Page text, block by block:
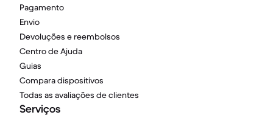
Pagamento
Envio
Devoluções e reembolsos
Centro de Ajuda
Guias
Compara dispositivos
Todas as avaliações de clientes
Serviços